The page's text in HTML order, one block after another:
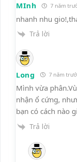
MInh 7 năm
nhanh nhu
Trả lời
Long 7 năm
Mình vừa
nhận ổ cứng,
bạn có cách nào
Trả lời